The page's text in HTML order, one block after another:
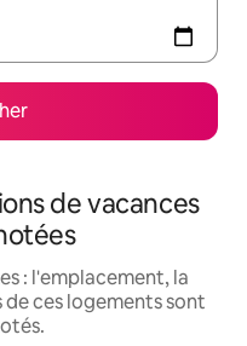
de vacances
: l'emplacement, la
ces logements sont